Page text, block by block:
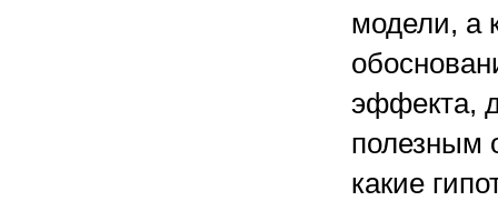
модели, а
эффекта,
полезным
какие